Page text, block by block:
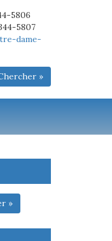
5806
5807
dame-
»
»